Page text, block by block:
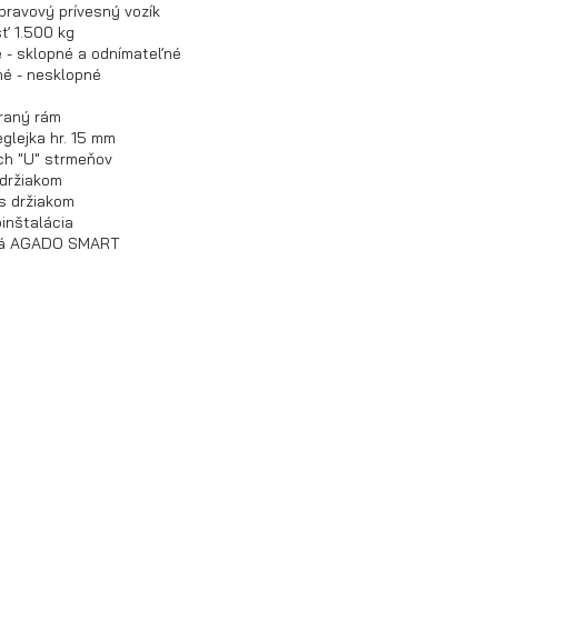
prívesný vozík
1.500 kg
- sklopné a odnímateľné
- nesklopné
rám
hr. 15 mm
"U" strmeňov
držiakom
SMART